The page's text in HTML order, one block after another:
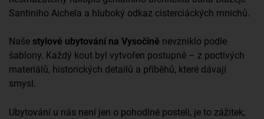
Santiniho Aichela a hluboký odkaz cisterciáckých mnichů.
Naše stylové ubytování na Vysočině nevzniklo podle
šablony. Každý kout byl vytvořen postupně – z poctivých
materiálů, historických detailů a příběhů, které dávají
smysl.
Ubytování u nás není jen o pohodlné posteli, je to zážitek,